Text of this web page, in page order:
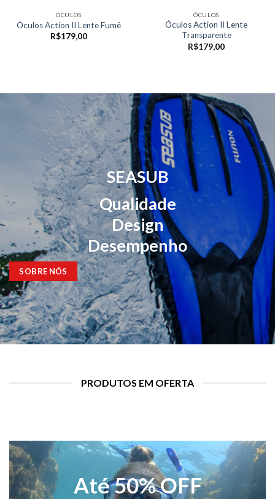
ÓCULOS
Óculos Action II Lente Fumê
R$179,00
ÓCULOS
Óculos Action II Lente
Transparente
R$179,00
SEASUB
Qualidade
Design
Desempenho
SOBRE NÓS
PRODUTOS EM OFERTA
Até 50% OFF